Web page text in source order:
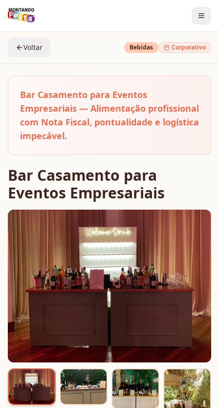
Voltar Bebidas Corporativo
Bar Casamento para Eventos
Empresariais — Alimentação profissional
com Nota Fiscal, pontualidade e logística
impecável.
Bar Casamento para
Eventos Empresariais